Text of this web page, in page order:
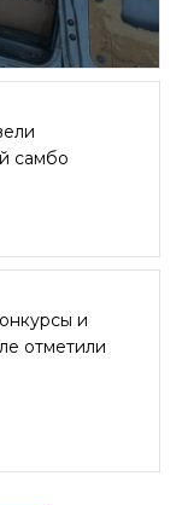
самбо
и
отметили